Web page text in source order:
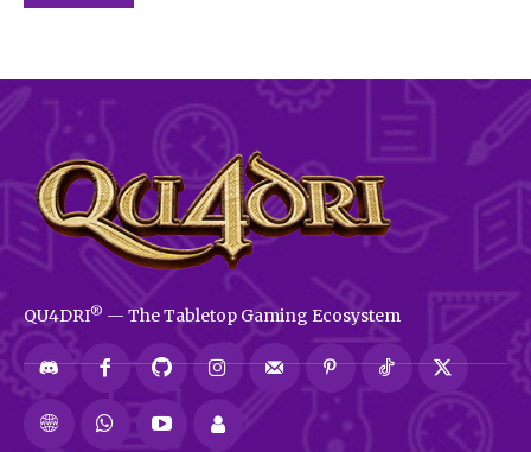
QU4DRI® — The Tabletop Gaming Ecosystem